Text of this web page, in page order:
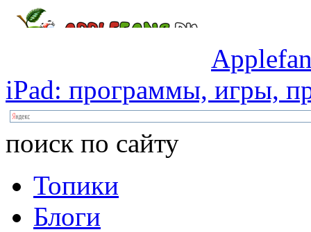
iPad: программы, игры,
поиск по сайту
Топики
Блоги